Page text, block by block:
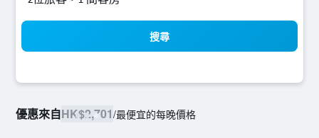
搜尋
優惠來自HK$2,701/最便宜的每晚價格